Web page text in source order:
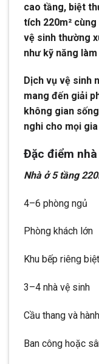
cao tầng, biệt
tích 220m²
vệ sinh thường
như kỹ năng
Dịch vụ vệ sinh
mang đến giải
không gian
nghi cho mọi
Đặc điểm
Nhà ở 5 tầng
4–6 phòng ngủ
Phòng khách lớn
Khu bếp riêng biệt
3–4 nhà vệ sinh
Cầu thang và
Ban công hoặc